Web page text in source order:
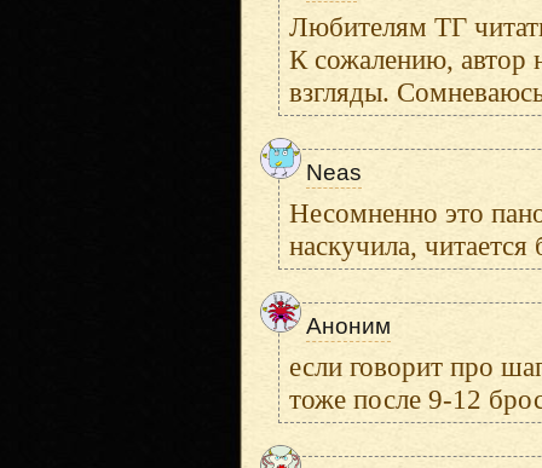
Любителям ТГ
К сожалению, автор
взгляды.
Neas
Несомненно это
наскучила, читается
Аноним
если говорит про
тоже после 9-12